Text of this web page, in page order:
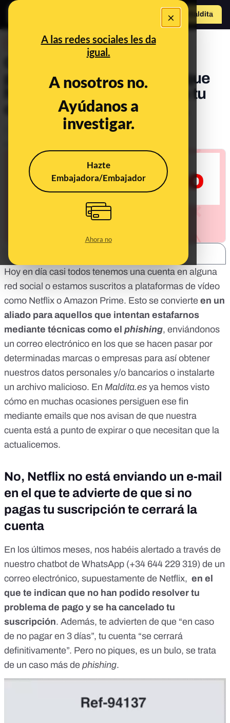
×
A las redes sociales les da
igual.
A nosotros no.
Ayúdanos a
investigar.
Hazte
Embajadora/Embajador
Ahora no
Hazte Maldito
Cuidado con los casos de
phishing que te alertan de que
ha habido un problema con tu
cuenta de Netflix, PayPal...
Hoy en día casi todos tenemos una cuenta en alguna
red social o estamos suscritos a plataformas de vídeo
como Netflix o Amazon Prime. Esto se convierte en un
aliado para aquellos que intentan estafarnos
mediante técnicas como el phishing, enviándonos
un correo electrónico en los que se hacen pasar por
determinadas marcas o empresas para así obtener
nuestros datos personales y/o bancarios o instalarte
un archivo malicioso. En Maldita.es ya hemos visto
cómo en muchas ocasiones persiguen ese fin
mediante emails que nos avisan de que nuestra
cuenta está a punto de expirar o que necesitan que la
actualicemos.
No, Netflix no está enviando un e-mail
en el que te advierte de que si no
pagas tu suscripción te cerrará la
cuenta
En los últimos meses, nos habéis alertado a través de
nuestro chatbot de WhatsApp (+34 644 229 319) de un
correo electrónico, supuestamente de Netflix, en el
que te indican que no han podido resolver tu
problema de pago y se ha cancelado tu
suscripción. Además, te advierten de que “en caso
de no pagar en 3 días”, tu cuenta “se cerrará
definitivamente”. Pero no piques, es un bulo, se trata
de un caso más de phishing.